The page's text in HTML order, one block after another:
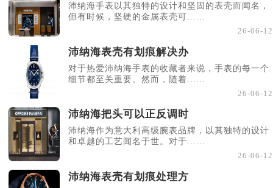
沛纳海手表以其独特的设计和坚固的表壳而闻名，
但有时候，坚硬的金属表壳可......
26-06-12
沛纳海表壳有划痕解决办
对于热爱沛纳海手表的收藏者来说，手表的每一个
细节都至关重要。然而，随着......
26-06-12
沛纳海把头可以正反调时
沛纳海作为意大利高级腕表品牌，以其独特的设计
和卓越的工艺闻名于世。对于......
26-06-12
沛纳海表壳有划痕处理方